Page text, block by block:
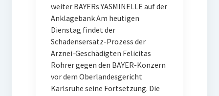
weiter BAYERs YASMINELLE auf der
Anklagebank Am heutigen
Dienstag findet der
Schadensersatz-Prozess der
Arznei-Geschädigten Felicitas
Rohrer gegen den BAYER-Konzern
vor dem Oberlandesgericht
Karlsruhe seine Fortsetzung. Die